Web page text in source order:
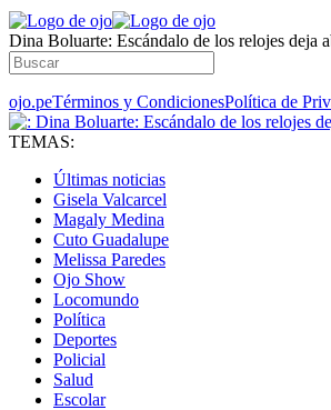
Dina Boluarte: Escándalo de los relojes deja
ojo.peTérminos y CondicionesPolítica de
TEMAS:
Últimas noticias
Gisela Valcarcel
Magaly Medina
Cuto Guadalupe
Melissa Paredes
Ojo Show
Locomundo
Política
Deportes
Policial
Salud
Escolar